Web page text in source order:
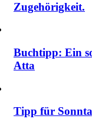
Zugehörigkeit.
Buchtipp: Ein
Atta
Tipp für